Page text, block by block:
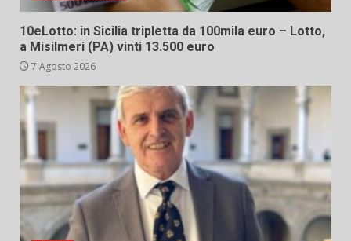
10eLotto: in Sicilia tripletta da 100mila euro – Lotto,
a Misilmeri (PA) vinti 13.500 euro
7 Agosto 2026